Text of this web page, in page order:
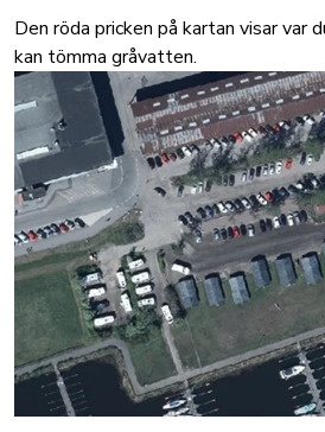
Den röda pricken på kartan visar var
kan tömma gråvatten.